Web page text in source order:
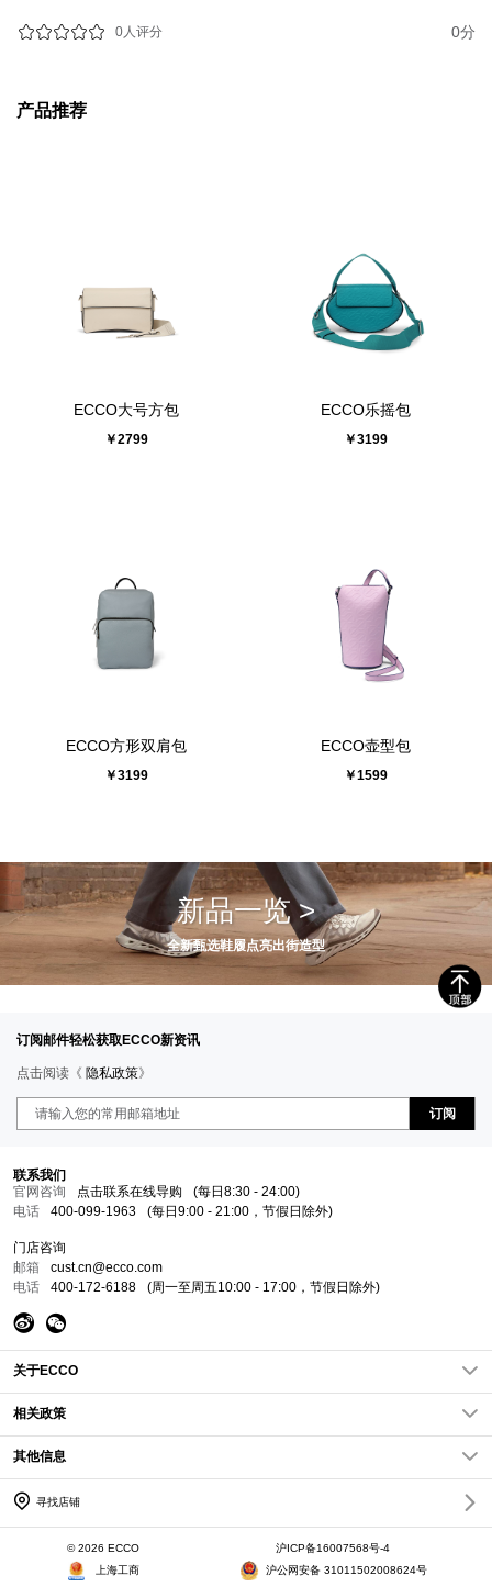
0人评分 0分
产品推荐
ECCO大号方包
￥2799
ECCO乐摇包
￥3199
ECCO方形双肩包
￥3199
ECCO壶型包
￥1599
新品一览 >
全新甄选鞋履点亮出街造型
订阅邮件轻松获取ECCO新资讯
点击阅读《 隐私政策》
订阅
联系我们
官网咨询
点击联系在线导购
(每日8:30 - 24:00)
电话
400-099-1963 (每日9:00 - 21:00，节假日除外)
门店咨询
邮箱
cust.cn@ecco.com
电话
400-172-6188 (周一至周五10:00 - 17:00，节假日除外)
关于ECCO
企业责任
相关政策
常见问题FAQs
Cookies政策
其他信息
寻找店铺
© 2026 ECCO
上海工商
沪ICP备16007568号-4
沪公网安备 31011502008624号